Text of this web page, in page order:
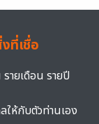
ที่เชื่อ
ายเดือน รายปี
ให้กับตัวท่านเอง